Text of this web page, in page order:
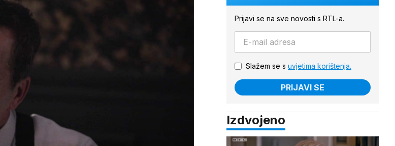
Prijavi se na sve novosti s RTL-a.
Slažem se s uvjetima korištenja.
PRIJAVI SE
Izdvojeno